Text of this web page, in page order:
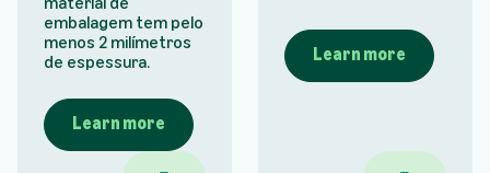
embalagem tem pelo
menos 2 milímetros
de espessura.
Learn more
Learn more